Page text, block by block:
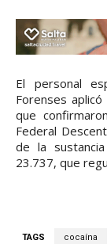
El personal
Forenses
que
Federal
de la
23.737, que
TAGS cocaína